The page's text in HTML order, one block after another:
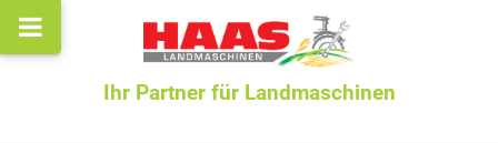
Ihr Partner für Landmaschinen